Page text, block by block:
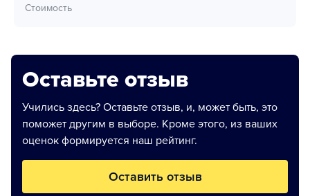
Стоимость
Оставьте отзыв
Учились здесь? Оставьте отзыв, и, может быть, это
поможет другим в выборе. Кроме этого, из ваших
оценок формируется наш рейтинг.
Оставить отзыв